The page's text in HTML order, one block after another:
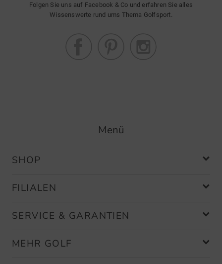
Folgen Sie uns auf Facebook & Co und erfahren Sie alles
Wissenswerte rund ums Thema Golfsport.
Menü
SHOP
FILIALEN
SERVICE & GARANTIEN
MEHR GOLF